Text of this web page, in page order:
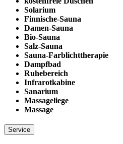
Solarium
Finnische-Sauna
Damen-Sauna
Bio-Sauna
Salz-Sauna
Sauna-Farblichttherapie
Dampfbad
Ruhebereich
Infrarotkabine
Sanarium
Massageliege
Massage
Service